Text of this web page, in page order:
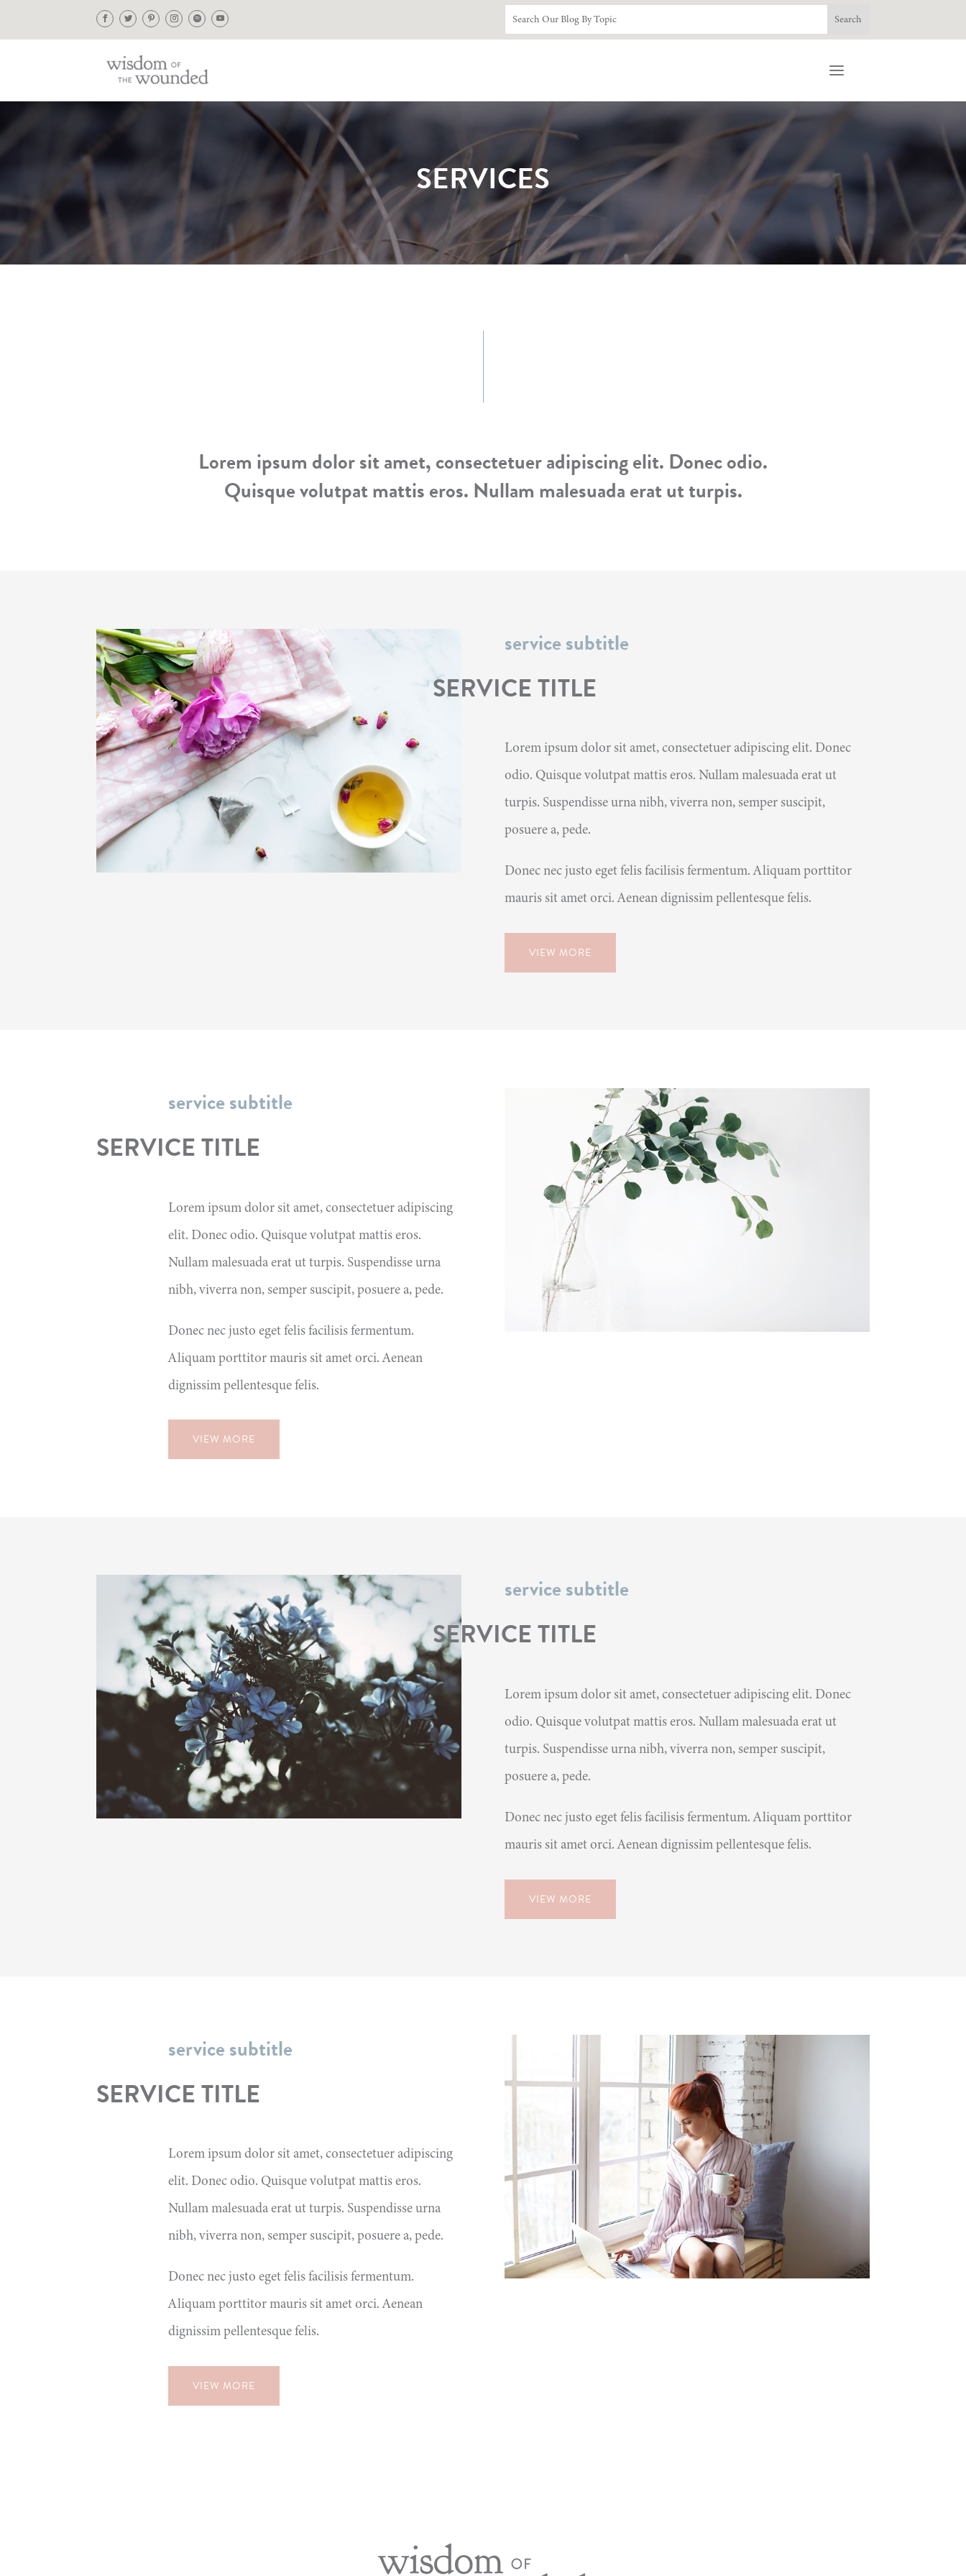
SERVICES
Lorem ipsum dolor sit amet, consectetuer adipiscing elit. Donec odio.
Quisque volutpat mattis eros. Nullam malesuada erat ut turpis.
service subtitle
SERVICE TITLE
Lorem ipsum dolor sit amet, consectetuer adipiscing elit. Donec
odio. Quisque volutpat mattis eros. Nullam malesuada erat ut
turpis. Suspendisse urna nibh, viverra non, semper suscipit,
posuere a, pede.
Donec nec justo eget felis facilisis fermentum. Aliquam porttitor
mauris sit amet orci. Aenean dignissim pellentesque felis.
VIEW MORE
service subtitle
SERVICE TITLE
Lorem ipsum dolor sit amet, consectetuer adipiscing
elit. Donec odio. Quisque volutpat mattis eros.
Nullam malesuada erat ut turpis. Suspendisse urna
nibh, viverra non, semper suscipit, posuere a, pede.
Donec nec justo eget felis facilisis fermentum.
Aliquam porttitor mauris sit amet orci. Aenean
dignissim pellentesque felis.
VIEW MORE
service subtitle
SERVICE TITLE
Lorem ipsum dolor sit amet, consectetuer adipiscing elit. Donec
odio. Quisque volutpat mattis eros. Nullam malesuada erat ut
turpis. Suspendisse urna nibh, viverra non, semper suscipit,
posuere a, pede.
Donec nec justo eget felis facilisis fermentum. Aliquam porttitor
mauris sit amet orci. Aenean dignissim pellentesque felis.
VIEW MORE
service subtitle
SERVICE TITLE
Lorem ipsum dolor sit amet, consectetuer adipiscing
elit. Donec odio. Quisque volutpat mattis eros.
Nullam malesuada erat ut turpis. Suspendisse urna
nibh, viverra non, semper suscipit, posuere a, pede.
Donec nec justo eget felis facilisis fermentum.
Aliquam porttitor mauris sit amet orci. Aenean
dignissim pellentesque felis.
VIEW MORE